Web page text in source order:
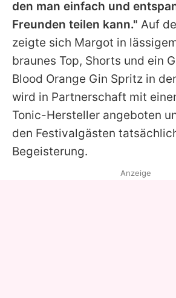
den man einfach und
Freunden teilen kann." Auf
zeigte sich Margot in
braunes Top, Shorts und ein
Blood Orange Gin Spritz in
wird in Partnerschaft mit
Tonic-Hersteller angeboten
den Festivalgästen
Begeisterung.
Anzeige